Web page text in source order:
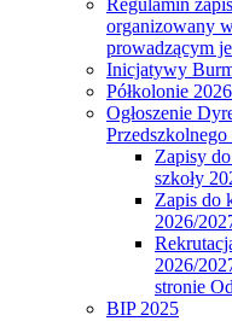
Regulamin
organizowany
prowadzącym
Inicjatywy
Półkolonie
Ogłoszenie
Zapisy
szkoły
Zapis do
2026/
2026/
stronie
BIP 2025